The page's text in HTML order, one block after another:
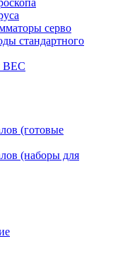
серво
стандартного
BEC
(готовые
(наборы для